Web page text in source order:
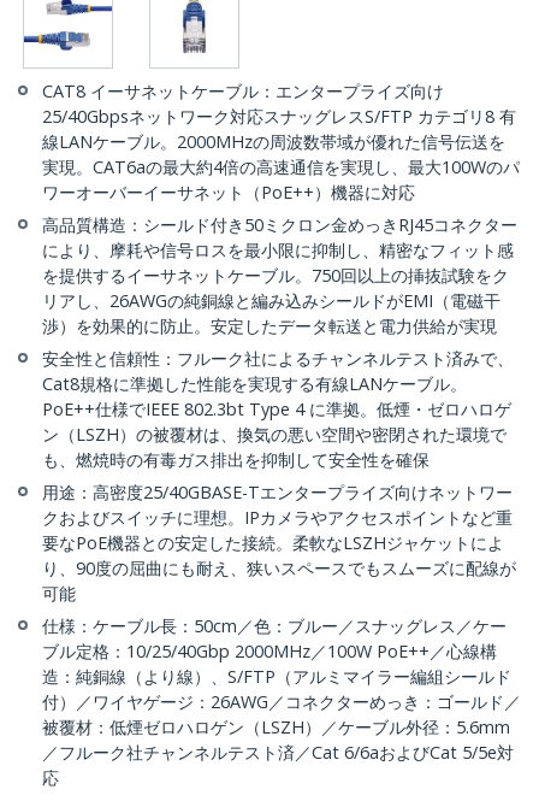
CAT8 イーサネットケーブル：エンタープライズ向け
25/40Gbpsネットワーク対応スナッグレスS/FTP カテゴリ8 有
線LANケーブル。2000MHzの周波数帯域が優れた信号伝送を
実現。CAT6aの最大約4倍の高速通信を実現し、最大100Wのパ
ワーオーバーイーサネット（PoE++）機器に対応
高品質構造：シールド付き50ミクロン金めっきRJ45コネクター
により、摩耗や信号ロスを最小限に抑制し、精密なフィット感
を提供するイーサネットケーブル。750回以上の挿抜試験をク
リアし、26AWGの純銅線と編み込みシールドがEMI（電磁干
渉）を効果的に防止。安定したデータ転送と電力供給が実現
安全性と信頼性：フルーク社によるチャンネルテスト済みで、
Cat8規格に準拠した性能を実現する有線LANケーブル。
PoE++仕様でIEEE 802.3bt Type 4 に準拠。低煙・ゼロハロゲ
ン（LSZH）の被覆材は、換気の悪い空間や密閉された環境で
も、燃焼時の有毒ガス排出を抑制して安全性を確保
用途：高密度25/40GBASE-Tエンタープライズ向けネットワー
クおよびスイッチに理想。IPカメラやアクセスポイントなど重
要なPoE機器との安定した接続。柔軟なLSZHジャケットによ
り、90度の屈曲にも耐え、狭いスペースでもスムーズに配線が
可能
仕様：ケーブル長：50cm／色：ブルー／スナッグレス／ケー
ブル定格：10/25/40Gbp 2000MHz／100W PoE++／心線構
造：純銅線（より線）、S/FTP（アルミマイラー編組シールド
付）／ワイヤゲージ：26AWG／コネクターめっき：ゴールド／
被覆材：低煙ゼロハロゲン（LSZH）／ケーブル外径：5.6mm
／フルーク社チャンネルテスト済／Cat 6/6aおよびCat 5/5e対
応